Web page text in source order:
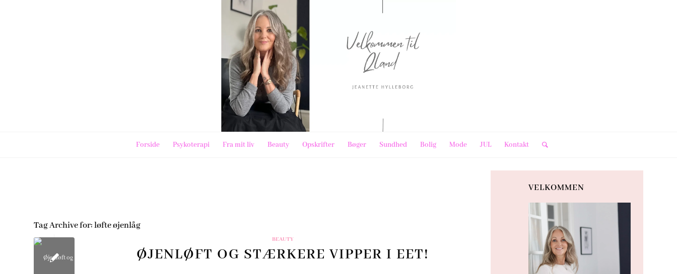
Forside Psykoterapi Fra mit liv Beauty Opskrifter Bøger Sundhed Bolig Mode JUL Kontakt
Tag Archive for:løfte øjenlåg
BEAUTY
ØJENLØFT OG STÆRKERE VIPPER I EET!
VELKOMMEN